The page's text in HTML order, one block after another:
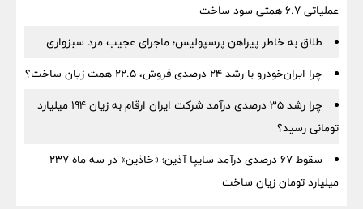
عملیاتی ۶.۷ همتی سود ساخت
طلاق به خاطر پیراهن پرسپولیس؛ ماجرای عجیب مرد سبزواری
چرا ایران‌خودرو با رشد ۲۴ درصدی فروش، ۲۲.۵ همت زیان ساخت؟
چرا رشد ۳۵ درصدی درآمد شرکت ایران ارقام به زیان ۱۹۴ میلیارد
تومانی رسید؟
سقوط ۶۷ درصدی درآمد سایپا آذین؛ «خاذین» در سه ماه ۲۳۷
میلیارد تومان زیان ساخت